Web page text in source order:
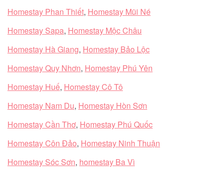
Homestay Phan Thiết, Homestay Mũi Né
Homestay Sapa, Homestay Mộc Châu
Homestay Hà Giang, Homestay Bảo Lộc
Homestay Quy Nhơn, Homestay Phú Yên
Homestay Huế, Homestay Cô Tô
Homestay Nam Du, Homestay Hòn Sơn
Homestay Cần Thơ, Homestay Phú Quốc
Homestay Côn Đảo, Homestay Ninh Thuận
Homestay Sóc Sơn, homestay Ba Vì